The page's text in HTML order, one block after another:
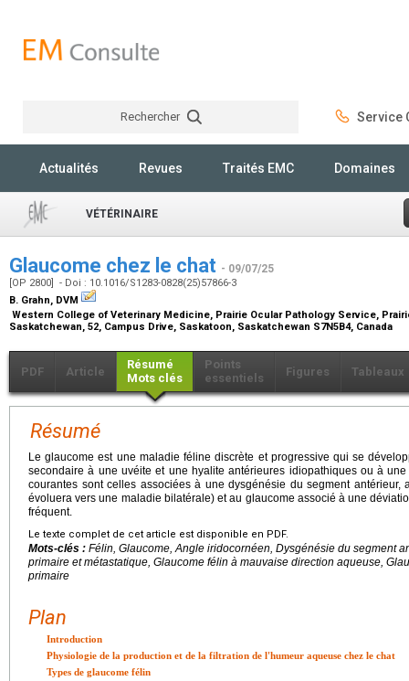
Rechercher Service
Actualités Revues Traités EMC Domaines
VÉTÉRINAIRE
Glaucome chez le chat - 09/07/25
[OP 2800] - Doi : 10.1016/S1283-0828(25)57866-3
B. Grahn, DVM
Western College of Veterinary Medicine, Prairie Ocular Pathology Service,
Saskatchewan, 52, Campus Drive, Saskatoon, Saskatchewan S7N5B4, Canada
PDF Article
Résumé
Mots clés
Points
essentiels
Figures Tableaux
Résumé
Le glaucome est une maladie féline discrète et progressive qui se
secondaire à une uvéite et une hyalite antérieures idiopathiques ou à
courantes sont celles associées à une dysgénésie du segment antérieur,
évoluera vers une maladie bilatérale) et au glaucome associé à une
fréquent.
Le texte complet de cet article est disponible en PDF.
Mots-clés : Félin, Glaucome, Angle iridocornéen, Dysgénésie du segment
primaire et métastatique, Glaucome félin à mauvaise direction aqueuse,
primaire
Plan
Introduction
Physiologie de la production et de la filtration de l'humeur aqueuse chez le chat
Types de glaucome félin